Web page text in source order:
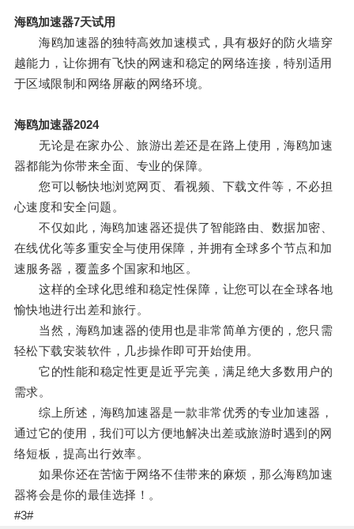
海鸥加速器7天试用
海鸥加速器的独特高效加速模式，具有极好的防火墙穿
越能力，让你拥有飞快的网速和稳定的网络连接，特别适用
于区域限制和网络屏蔽的网络环境。
海鸥加速器2024
无论是在家办公、旅游出差还是在路上使用，海鸥加速
器都能为你带来全面、专业的保障。
您可以畅快地浏览网页、看视频、下载文件等，不必担
心速度和安全问题。
不仅如此，海鸥加速器还提供了智能路由、数据加密、
在线优化等多重安全与使用保障，并拥有全球多个节点和加
速服务器，覆盖多个国家和地区。
这样的全球化思维和稳定性保障，让您可以在全球各地
愉快地进行出差和旅行。
当然，海鸥加速器的使用也是非常简单方便的，您只需
轻松下载安装软件，几步操作即可开始使用。
它的性能和稳定性更是近乎完美，满足绝大多数用户的
需求。
综上所述，海鸥加速器是一款非常优秀的专业加速器，
通过它的使用，我们可以方便地解决出差或旅游时遇到的网
络短板，提高出行效率。
如果你还在苦恼于网络不佳带来的麻烦，那么海鸥加速
器将会是你的最佳选择！。
#3#